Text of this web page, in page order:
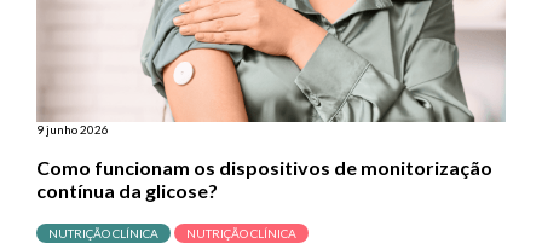
9 junho 2026
Como funcionam os dispositivos de monitorização
contínua da glicose?
NUTRIÇÃO CLÍNICA NUTRIÇÃO CLÍNICA